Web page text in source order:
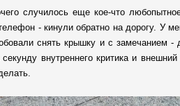
случилось еще кое-что
- кинули обратно на дорогу. У
снять крышку и с замечанием -
внутреннего критика и